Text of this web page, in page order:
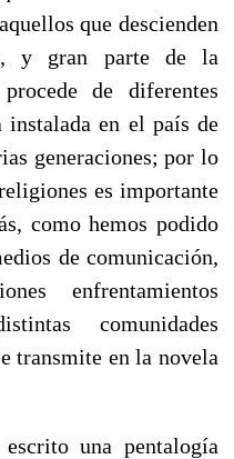
que descienden
y gran parte de la
de diferentes
en el país de
generaciones; por lo
es importante
como hemos podido
de comunicación,
enfrentamientos
comunidades
transmite en la novela
una pentalogía